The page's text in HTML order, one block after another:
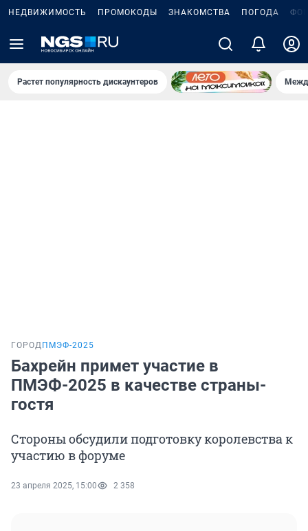
НЕДВИЖИМОСТЬ ПРОМОКОДЫ ЗНАКОМСТВА ПОГОДА
Растет популярность дискаунтеров
ГОРОД ПМЭФ-2025
Бахрейн примет участие в
ПМЭФ-2025 в качестве страны-
гостя
Стороны обсудили подготовку королевства к
участию в форуме
23 апреля 2025, 15:00 2 358